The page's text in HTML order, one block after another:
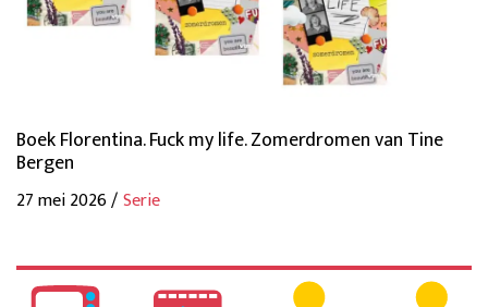
Boek Florentina. Fuck my life. Zomerdromen van Tine
Bergen
27 mei 2026 /Serie